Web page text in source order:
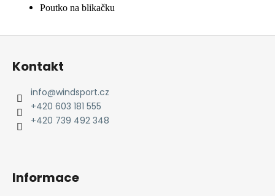
Poutko na blikačku
Z
Kontakt
info@windsport.cz
+420 603 181 555
+420 739 492 348
Informace